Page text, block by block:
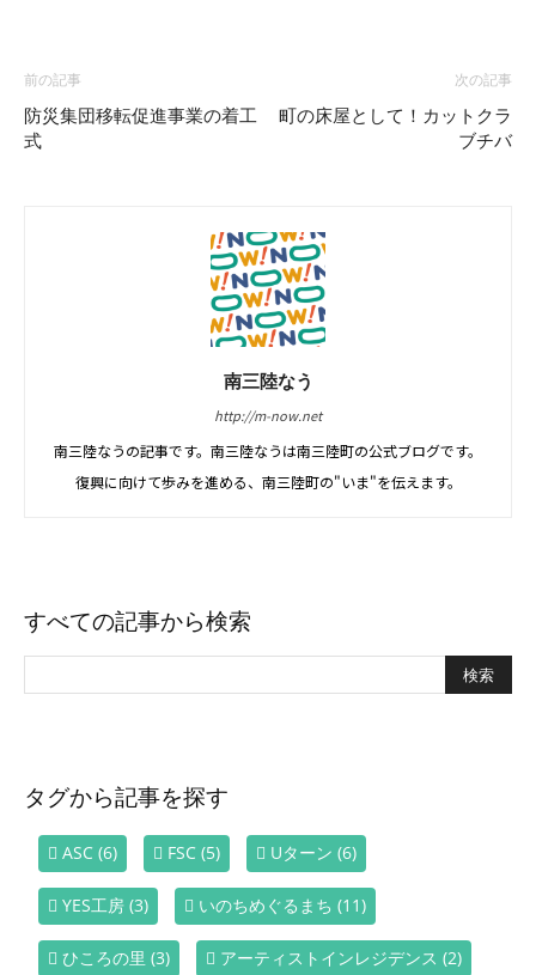
前の記事
防災集団移転促進事業の着工
式
次の記事
町の床屋として！カットクラ
ブチバ
南三陸なう
http://m-now.net
南三陸なうの記事です。南三陸なうは南三陸町の公式ブログです。
復興に向けて歩みを進める、南三陸町の"いま"を伝えます。
すべての記事から検索
タグから記事を探す
ASC (6) FSC (5) Uターン (6)
YES工房 (3) いのちめぐるまち (11)
ひころの里 (3) アーティストインレジデンス (2)